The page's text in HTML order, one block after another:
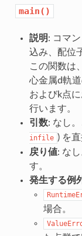
main()
説明: コマ
込み、配位
この関数は
心金属d軌
およびk点
行います。
引数: なし
infile ) を
戻り値: な
す。
発生する例
場合。